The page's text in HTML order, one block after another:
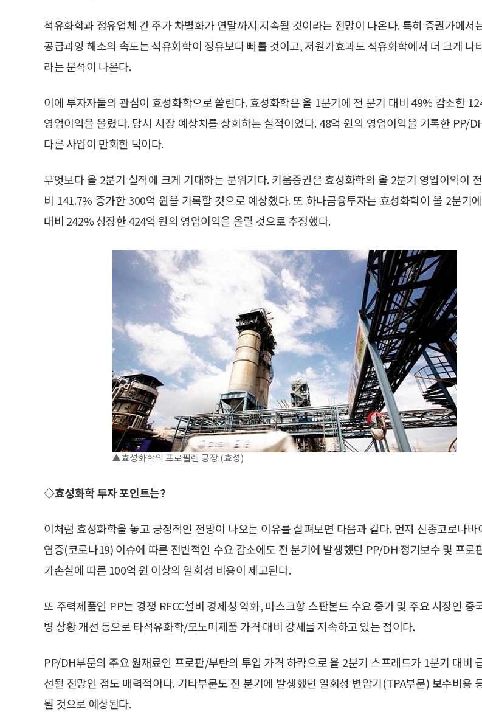
석유화학과 정유업체 간 주가 차별화가 연말까지 지속될 것이라는 전망이 나온다. 특히 증권가에서
공급과잉 해소의 속도는 석유화학이 정유보다 빠를 것이고, 저원가효과도 석유화학에서 더 크게 나
라는 분석이 나온다.
이에 투자자들의 관심이 효성화학으로 쏠린다. 효성화학은 올 1분기에 전 분기 대비 49% 감소한
영업이익을 올렸다. 당시 시장 예상치를 상회하는 실적이었다. 48억 원의 영업이익을 기록한 PP/
다른 사업이 만회한 덕이다.
무엇보다 올 2분기 실적에 크게 기대하는 분위기다. 키움증권은 효성화학의 올 2분기 영업이익이
비 141.7% 증가한 300억 원을 기록할 것으로 예상했다. 또 하나금융투자는 효성화학이 올 2분기
대비 242% 성장한 424억 원의 영업이익을 올릴 것으로 추정했다.
▲효성화학의 프로필렌 공장.(효성)
◇효성화학 투자 포인트는?
이처럼 효성화학을 놓고 긍정적인 전망이 나오는 이유를 살펴보면 다음과 같다. 먼저 신종코로나바
염증(코로나19) 이슈에 따른 전반적인 수요 감소에도 전 분기에 발생했던 PP/DH 정기보수 및 프로
가손실에 따른 100억 원 이상의 일회성 비용이 제고된다.
또 주력제품인 PP는 경쟁 RFCC설비 경제성 악화, 마스크향 스판본드 수요 증가 및 주요 시장인 중
병 상황 개선 등으로 타석유화학/모노머제품 가격 대비 강세를 지속하고 있는 점이다.
PP/DH부문의 주요 원재료인 프로판/부탄의 투입 가격 하락으로 올 2분기 스프레드가 1분기 대비
선될 전망인 점도 매력적이다. 기타부문도 전 분기에 발생했던 일회성 변압기(TPA부문) 보수비용
될 것으로 예상된다.